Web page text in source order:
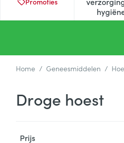
Home / Geneesmiddelen /
Droge hoest
Prijs